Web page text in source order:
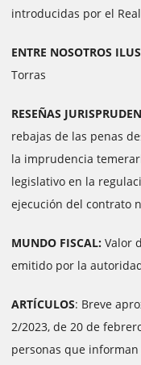
introducidas por el
ENTRE NOSOTROS
Torras
RESEÑAS
rebajas de las penas
la imprudencia
legislativo en la
ejecución del contrato
MUNDO FISCAL: Valor
emitido por la
ARTÍCULOS: Breve
2/2023, de 20 de
personas que